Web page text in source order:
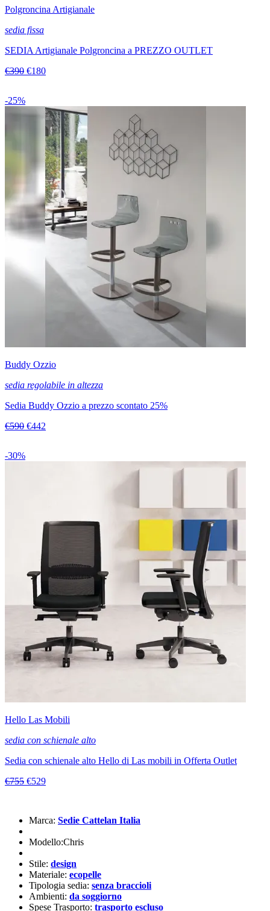
Polgroncina Artigianale
sedia fissa
SEDIA Artigianale Polgroncina a PREZZO OUTLET
€390 €180
-25%
Buddy Ozzio
sedia regolabile in altezza
Sedia Buddy Ozzio a prezzo scontato 25%
€590 €442
-30%
Hello Las Mobili
sedia con schienale alto
Sedia con schienale alto Hello di Las mobili in Offerta Outlet
€755 €529
Marca: Sedie Cattelan Italia
Modello:Chris
Stile: design
Materiale: ecopelle
Tipologia sedia: senza braccioli
Ambienti: da soggiorno
Spese Trasporto: trasporto escluso